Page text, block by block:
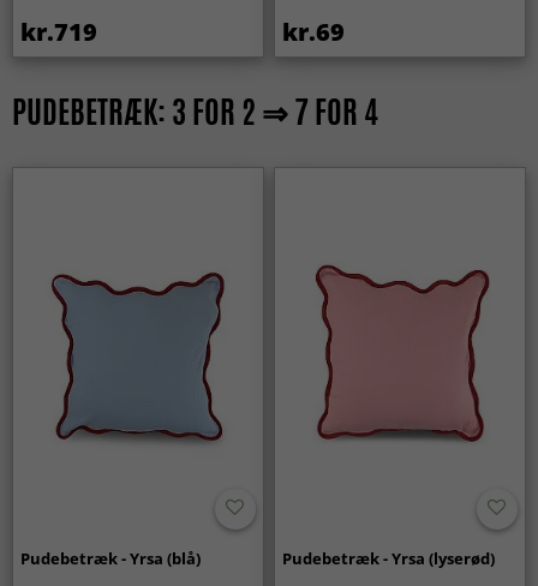
kr.719 kr.69
PUDEBETRÆK: 3 FOR 2 ⇒ 7 FOR 4
Pudebetræk - Yrsa (blå) Pudebetræk - Yrsa (lyserød)